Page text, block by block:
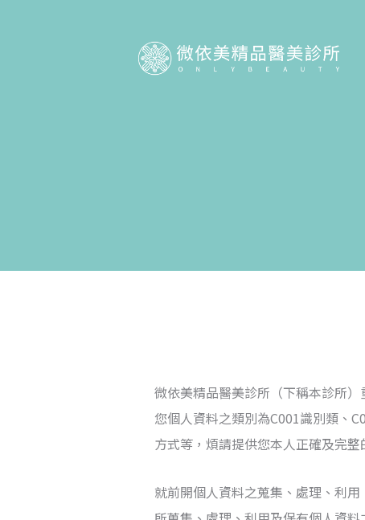
微依美精品醫美診所（下稱本診所
您個人資料之類別為C001識別類、
方式等，煩請提供您本人正確及完整
就前開個人資料之蒐集、處理、利